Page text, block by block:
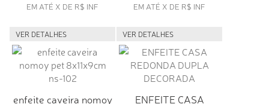
EM ATÉ X DE R$ INF
VER DETALHES
EM ATÉ X DE R$ INF
VER DETALHES
enfeite caveira nomoy ENFEITE CASA